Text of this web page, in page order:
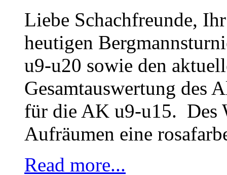
Liebe Schachfreunde,
heutigen
u9-u20 sowie den
Gesamtauswertung des
für die AK u9-u15. Des
Aufräumen eine
Read more...